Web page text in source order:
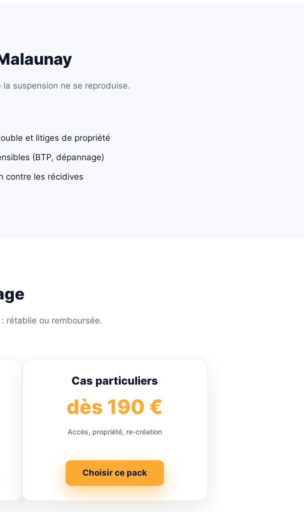
suspension ne se reproduise.
et litiges de propriété
(BTP, dépannage)
contre les récidives
rétablie ou remboursée.
Cas particuliers
dès 190 €
Accès, propriété, re-création
Choisir ce pack